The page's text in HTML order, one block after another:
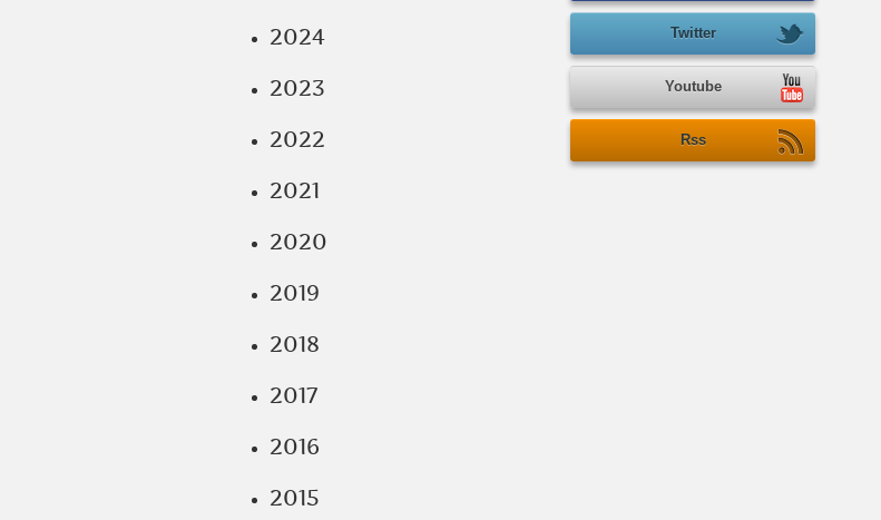
2024
2023
2022
2021
2020
2019
2018
2017
2016
2015
Twitter
Youtube
Rss